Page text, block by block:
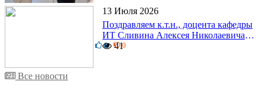
13 Июля 2026
Поздравляем к.т.н., доцента кафедры
ИТ Сливина Алексея Николаевича с
юбилеем!
6 0
41
Все новости